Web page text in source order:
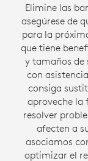
Elimine las
asegúrese de
para la
que tiene
y tamaños de
con
consiga
aproveche la
resolver
afecten a
asociamos
optimizar el